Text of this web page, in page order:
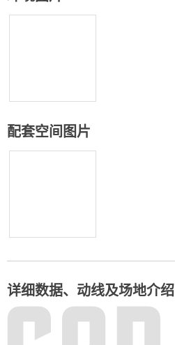
配套空间图片
详细数据、动线及场地介绍